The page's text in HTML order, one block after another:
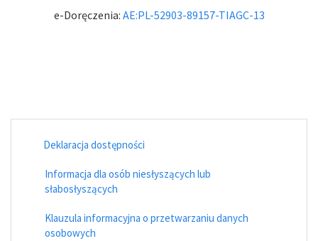
e-Doręczenia: AE:PL-52903-89157-TIAGC-13
Deklaracja dostępności
Informacja dla osób niesłyszących lub
słabosłyszących
Klauzula informacyjna o przetwarzaniu danych
osobowych